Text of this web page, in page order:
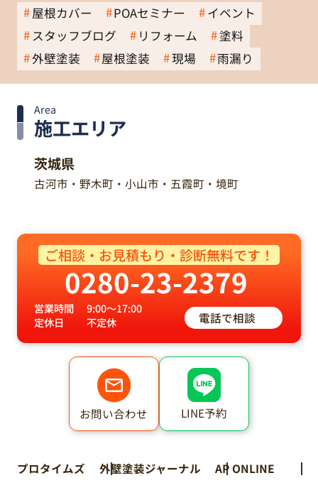
屋根カバー POAセミナー
イベント
スタッフブログ
リフォーム
塗料
外壁塗装
屋根塗装 現場 雨漏り
施工エリア
Area
茨城県
古河市・野木町・小山市・五霞町・境町
ご相談・お見積もり・診断無料です！
0280-23-2379
営業時間
9:00～17:00
定休日
不定休 電話で相談
お問い合わせ LINE予約
プロタイムズ 外壁塗装ジャーナル AP ONLINE